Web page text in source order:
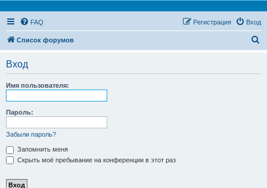
FAQ Вход
Регистрация
Список форумов
Вход
Имя пользователя:
Пароль:
Забыли пароль?
Запомнить меня
Скрыть моё пребывание на конференции в этот раз